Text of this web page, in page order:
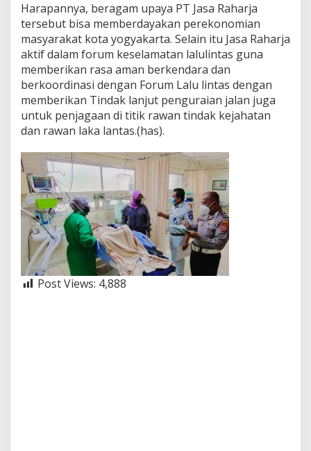
Harapannya, beragam upaya PT Jasa Raharja
tersebut bisa memberdayakan perekonomian
masyarakat kota yogyakarta. Selain itu Jasa Raharja
aktif dalam forum keselamatan lalulintas guna
memberikan rasa aman berkendara dan
berkoordinasi dengan Forum Lalu lintas dengan
memberikan Tindak lanjut penguraian jalan juga
untuk penjagaan di titik rawan tindak kejahatan
dan rawan laka lantas.(has).
Post Views: 4,888